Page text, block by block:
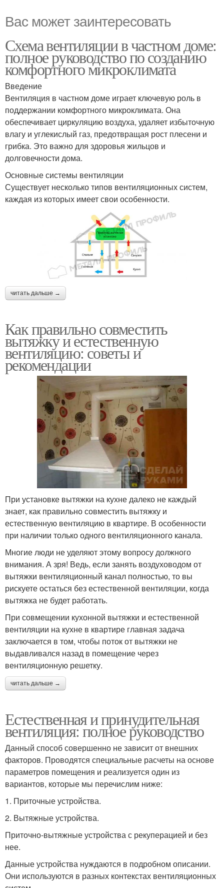
Вас может заинтересовать
Схема вентиляции в частном доме:
полное руководство по созданию
комфортного микроклимата
Введение
Вентиляция в частном доме играет ключевую роль в
поддержании комфортного микроклимата. Она
обеспечивает циркуляцию воздуха, удаляет избыточную
влагу и углекислый газ, предотвращая рост плесени и
грибка. Это важно для здоровья жильцов и
долговечности дома.
Основные системы вентиляции
Существует несколько типов вентиляционных систем,
каждая из которых имеет свои особенности.
читать дальше →
Как правильно совместить
вытяжку и естественную
вентиляцию: советы и
рекомендации
При установке вытяжки на кухне далеко не каждый
знает, как правильно совместить вытяжку и
естественную вентиляцию в квартире. В особенности
при наличии только одного вентиляционного канала.
Многие люди не уделяют этому вопросу должного
внимания. А зря! Ведь, если занять воздуховодом от
вытяжки вентиляционный канал полностью, то вы
рискуете остаться без естественной вентиляции, когда
вытяжка не будет работать.
При совмещении кухонной вытяжки и естественной
вентиляции на кухне в квартире главная задача
заключается в том, чтобы поток от вытяжки не
выдавливался назад в помещение через
вентиляционную решетку.
читать дальше →
Естественная и принудительная
вентиляция: полное руководство
Данный способ совершенно не зависит от внешних
факторов. Проводятся специальные расчеты на основе
параметров помещения и реализуется один из
вариантов, которые мы перечислим ниже:
1. Приточные устройства.
2. Вытяжные устройства.
Приточно-вытяжные устройства с рекуперацией и без
нее.
Данные устройства нуждаются в подробном описании.
Они используются в разных контекстах вентиляционных